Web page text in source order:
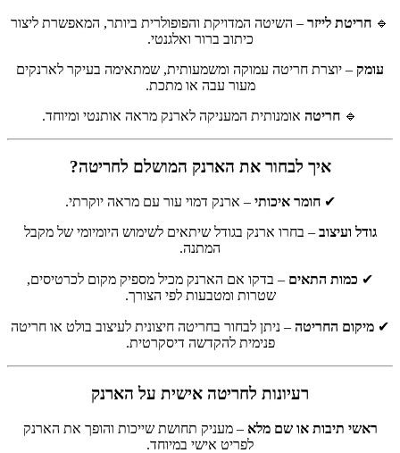
🔹 חריטת לייזר – השיטה המדויקת והפופולרית ביותר, המאפשרת ליצור
כיתוב ברור ואלגנטי.
עומק – יוצרת חריטה עמוקה ומשמעותית, שמתאימה בעיקר לארנקים
מעור עבה או מתכת.
🔹 חריטה אומנותית המעניקה לארנק מראה אותנטי ומיוחד.
איך לבחור את הארנק המושלם לחריטה?
✔חומר איכותי – ארנק דמוי עור עם מראה יוקרתי.
גודל ועיצוב – בחרו ארנק בגודל שיתאים לשימוש היומיומי של מקבל
המתנה.
✔ כמות התאים – בדקו אם הארנק מכיל מספיק מקום לכרטיסים,
שטרות ומטבעות לפי הצורך.
✔ מיקום החריטה – ניתן לבחור בחריטה חיצונית לעיצוב בולט או חריטה
פנימית להקדשה דיסקרטית.
רעיונות לחריטה אישית על הארנק
ראשי תיבות או שם מלא – מעניק תחושת שייכות והופך את הארנק
לפריט אישי במיוחד.